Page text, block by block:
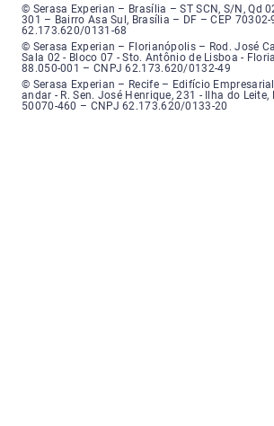
Serasa Experian - Brasília, Endereço: Setor
© Serasa Experian – Brasília – ST SCN, S/N, Qd
301 – Bairro Asa Sul, Brasília – DF – CEP 70302-
62.173.620/0131-68
Serasa Experian - Florianópolis, Endereço:
© Serasa Experian – Florianópolis – Rod. José
Sala 02 - Bloco 07 - Sto. Antônio de Lisboa -
88.050-001 – CNPJ 62.173.620/0132-49
Serasa Experian - Recife, Endereço: Edifício
© Serasa Experian – Recife – Edifício
andar - R. Sen. José Henrique, 231 - Ilha do Leite,
50070-460 – CNPJ 62.173.620/0133-20